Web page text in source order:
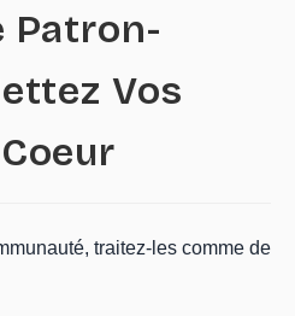
Patron-
Vos
traitez-les comme de